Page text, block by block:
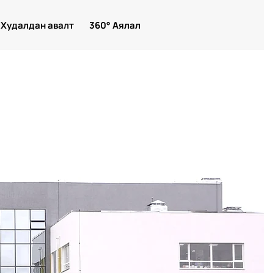
Худалдан авалт 360° Аялал